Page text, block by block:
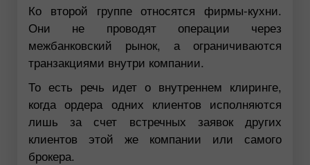
Ко второй группе относятся фирмы-кухни.
Они не проводят операции через
межбанковский рынок, а ограничиваются
транзакциями внутри компании.
То есть речь идет о внутреннем клиринге,
когда ордера одних клиентов исполняются
лишь за счет встречных заявок других
клиентов этой же компании или самого
брокера.